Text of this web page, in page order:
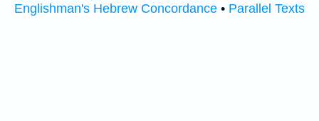
Englishman's Hebrew Concordance • Parallel Texts